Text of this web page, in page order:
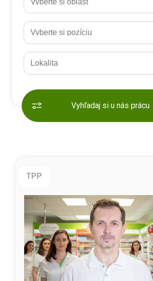
Vyhľadaj si u nás prácu
TPP